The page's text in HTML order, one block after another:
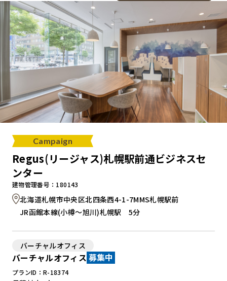
Campaign
Regus(リージャス)札幌駅前通ビジネスセ
ンター
建物管理番号：180143
北海道札幌市中央区北四条西4-1-7MMS札幌駅前
JR函館本線(小樽～旭川)札幌駅 5分
バーチャルオフィス
バーチャルオフィス 募集中
プランID：R-18374